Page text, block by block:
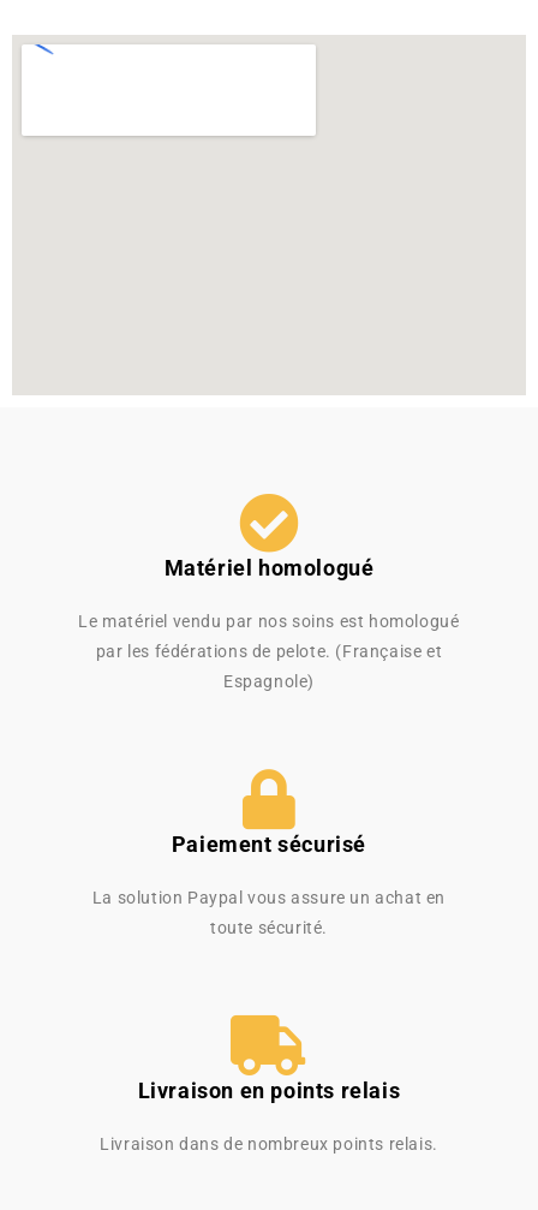
Matériel homologué
Le matériel vendu par nos soins est homologué
par les fédérations de pelote. (Française et
Espagnole)
Paiement sécurisé
La solution Paypal vous assure un achat en
toute sécurité.
Livraison en points relais
Livraison dans de nombreux points relais.